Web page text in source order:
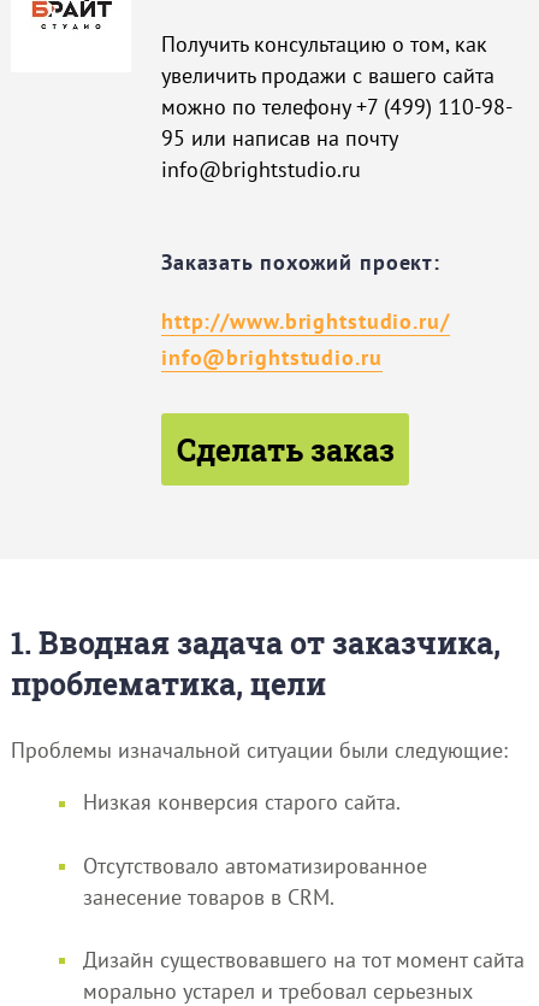
Получить консультацию о том, как
увеличить продажи с вашего сайта
можно по телефону +7 (499) 110-98-
95 или написав на почту
info@brightstudio.ru
Заказать похожий проект:
http://www.brightstudio.ru/
info@brightstudio.ru
Сделать заказ
1. Вводная задача от заказчика,
проблематика, цели
Проблемы изначальной ситуации были следующие:
Низкая конверсия старого сайта.
Отсутствовало автоматизированное
занесение товаров в CRM.
Дизайн существовавшего на тот момент сайта
морально устарел и требовал серьезных